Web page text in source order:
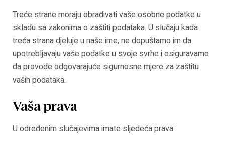
Treće strane moraju obrađivati vaše osobne podatke u
skladu sa zakonima o zaštiti podataka. U slučaju kada
treća strana djeluje u naše ime, ne dopuštamo im da
upotrebljavaju vaše podatke u svoje svrhe i osiguravamo
da provode odgovarajuće sigurnosne mjere za zaštitu
vaših podataka.
Vaša prava
U određenim slučajevima imate sljedeća prava: